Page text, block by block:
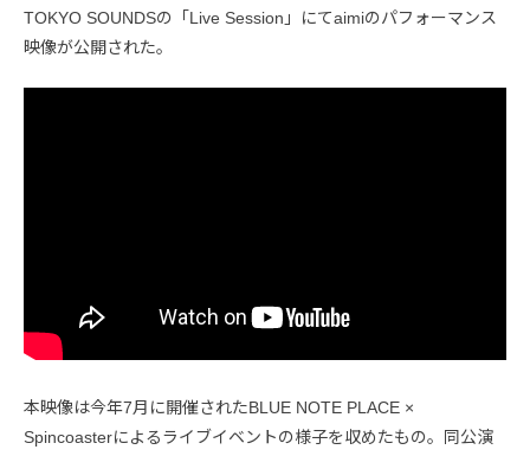
TOKYO SOUNDSの「Live Session」にてaimiのパフォーマンス
映像が公開された。
本映像は今年7月に開催されたBLUE NOTE PLACE ×
Spincoasterによるライブイベントの様子を収めたもの。同公演